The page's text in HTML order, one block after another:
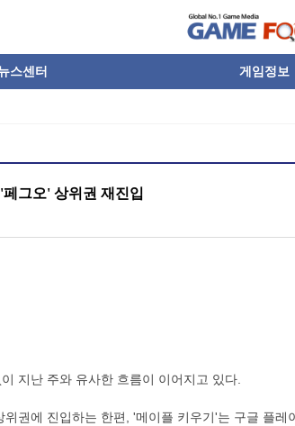
스센터 게임정보
그오' 상위권 재진입
지난 주와 유사한 흐름이 이어지고 있다.
권에 진입하는 한편, '메이플 키우기'는 구글 플